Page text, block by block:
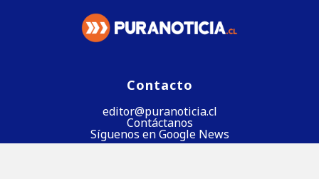
Contacto
editor@puranoticia.cl
Contáctanos
Síguenos en Google News